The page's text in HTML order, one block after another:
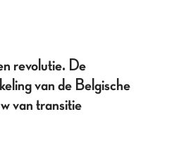
revolutie. De
van de Belgische
van transitie